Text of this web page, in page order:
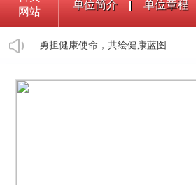
网站
单位简介 单位章程
勇担健康使命，共绘健康蓝图